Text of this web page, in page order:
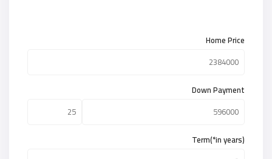
Home Price
Down Payment
Term(*in years)